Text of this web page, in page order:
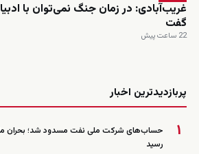
غریب‌آبادی: در زمان جنگ نمی‌توان با
گفت
22 ساعت پیش
پربازدیدترین اخبار
۱
حساب‌های شرکت ملی نفت مسدود شد؛ بحران
رسید